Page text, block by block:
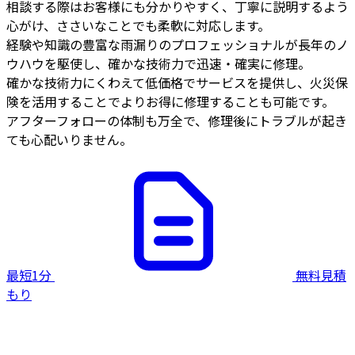
相談する際はお客様にも分かりやすく、丁寧に説明するよう
心がけ、ささいなことでも柔軟に対応します。
経験や知識の豊富な雨漏りのプロフェッショナルが長年のノ
ウハウを駆使し、確かな技術力で迅速・確実に修理。
確かな技術力にくわえて低価格でサービスを提供し、火災保
険を活用することでよりお得に修理することも可能です。
アフターフォローの体制も万全で、修理後にトラブルが起き
ても心配いりません。
最短1分
無料見積
もり